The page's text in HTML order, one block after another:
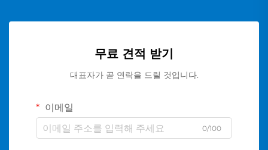
무료 견적 받기
대표자가 곧 연락을 드릴 것입니다.
이메일
0/100